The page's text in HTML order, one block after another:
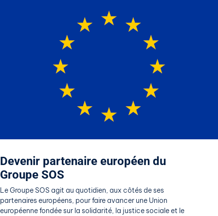
Devenir partenaire européen du
Groupe SOS
Le Groupe SOS agit au quotidien, aux côtés de ses
partenaires européens, pour faire avancer une Union
européenne fondée sur la solidarité, la justice sociale et le